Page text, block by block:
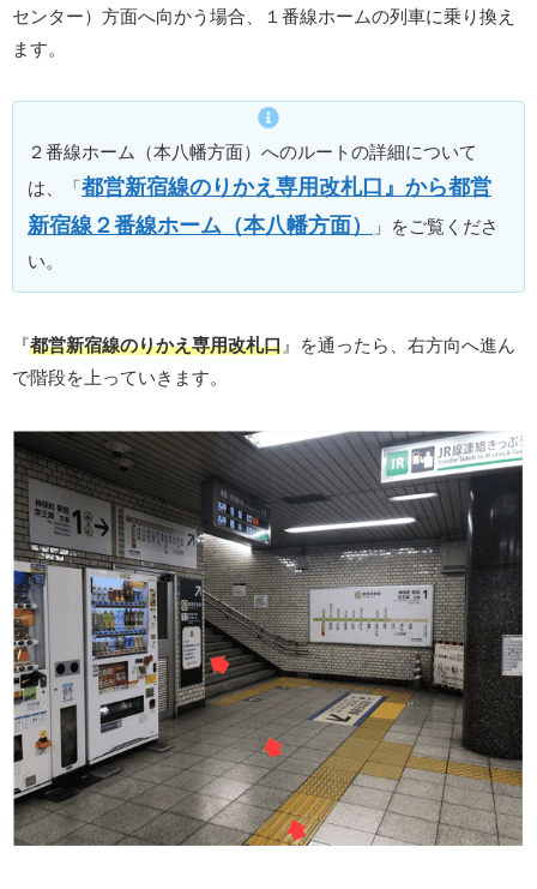
センター）方面へ向かう場合、１番線ホームの列車に乗り換え
ます。
２番線ホーム（本八幡方面）へのルートの詳細について
は、「都営新宿線のりかえ専用改札口』から都営
新宿線２番線ホーム（本八幡方面）
」をご覧くださ
い。
『都営新宿線のりかえ専用改札口 』を通ったら、右方向へ進ん
で階段を上っていきます。